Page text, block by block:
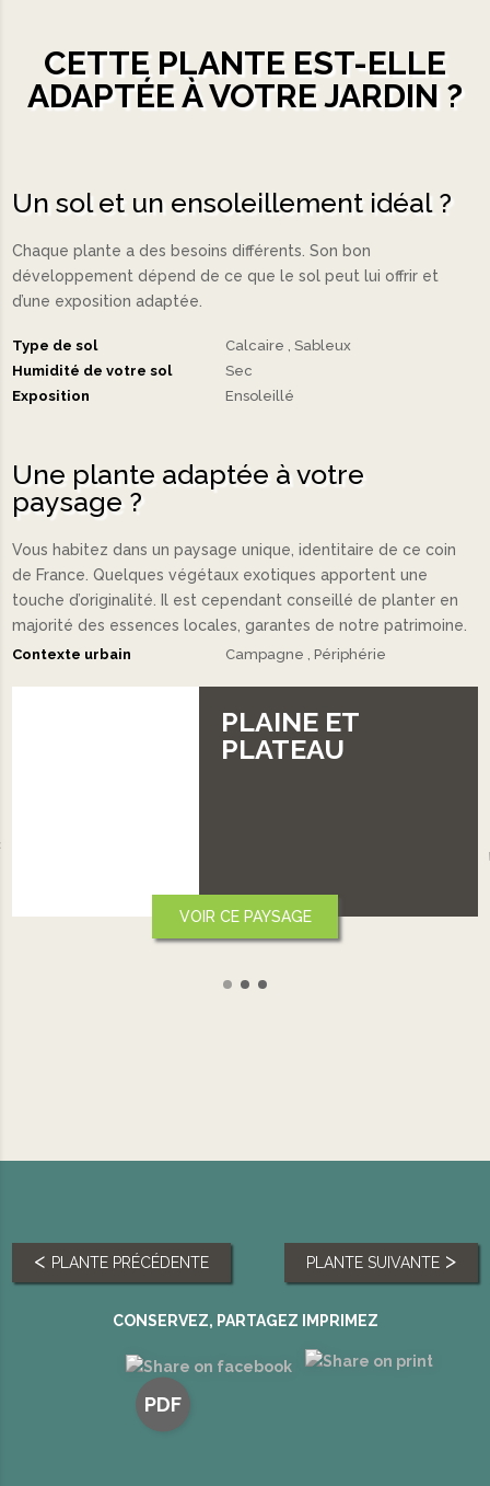
CETTE PLANTE EST-ELLE
ADAPTÉE À VOTRE JARDIN ?
Un sol et un ensoleillement idéal ?
Chaque plante a des besoins différents. Son bon
développement dépend de ce que le sol peut lui offrir et
d’une exposition adaptée.
Type de sol Calcaire
Sableux
Humidité de votre sol
Sec
Exposition
Ensoleillé
Une plante adaptée à votre
paysage ?
Vous habitez dans un paysage unique, identitaire de ce coin
de France. Quelques végétaux exotiques apportent une
touche d’originalité. Il est cependant conseillé de planter en
majorité des essences locales, garantes de notre patrimoine.
Contexte urbain Campagne Périphérie
VALLÉE
VOIR CE PAYSAGE
PLANTE PRÉCÉDENTE PLANTE SUIVANTE
CONSERVEZ, PARTAGEZ IMPRIMEZ
PDF